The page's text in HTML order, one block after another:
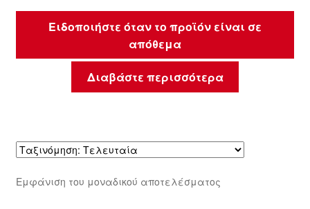
Ειδοποιήστε όταν το προϊόν είναι σε
απόθεμα
Διαβάστε περισσότερα
Εμφάνιση του μοναδικού αποτελέσματος